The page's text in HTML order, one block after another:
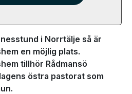
i Norrtälje så är
en möjlig plats.
tillhör Rådmansö
östra pastorat som